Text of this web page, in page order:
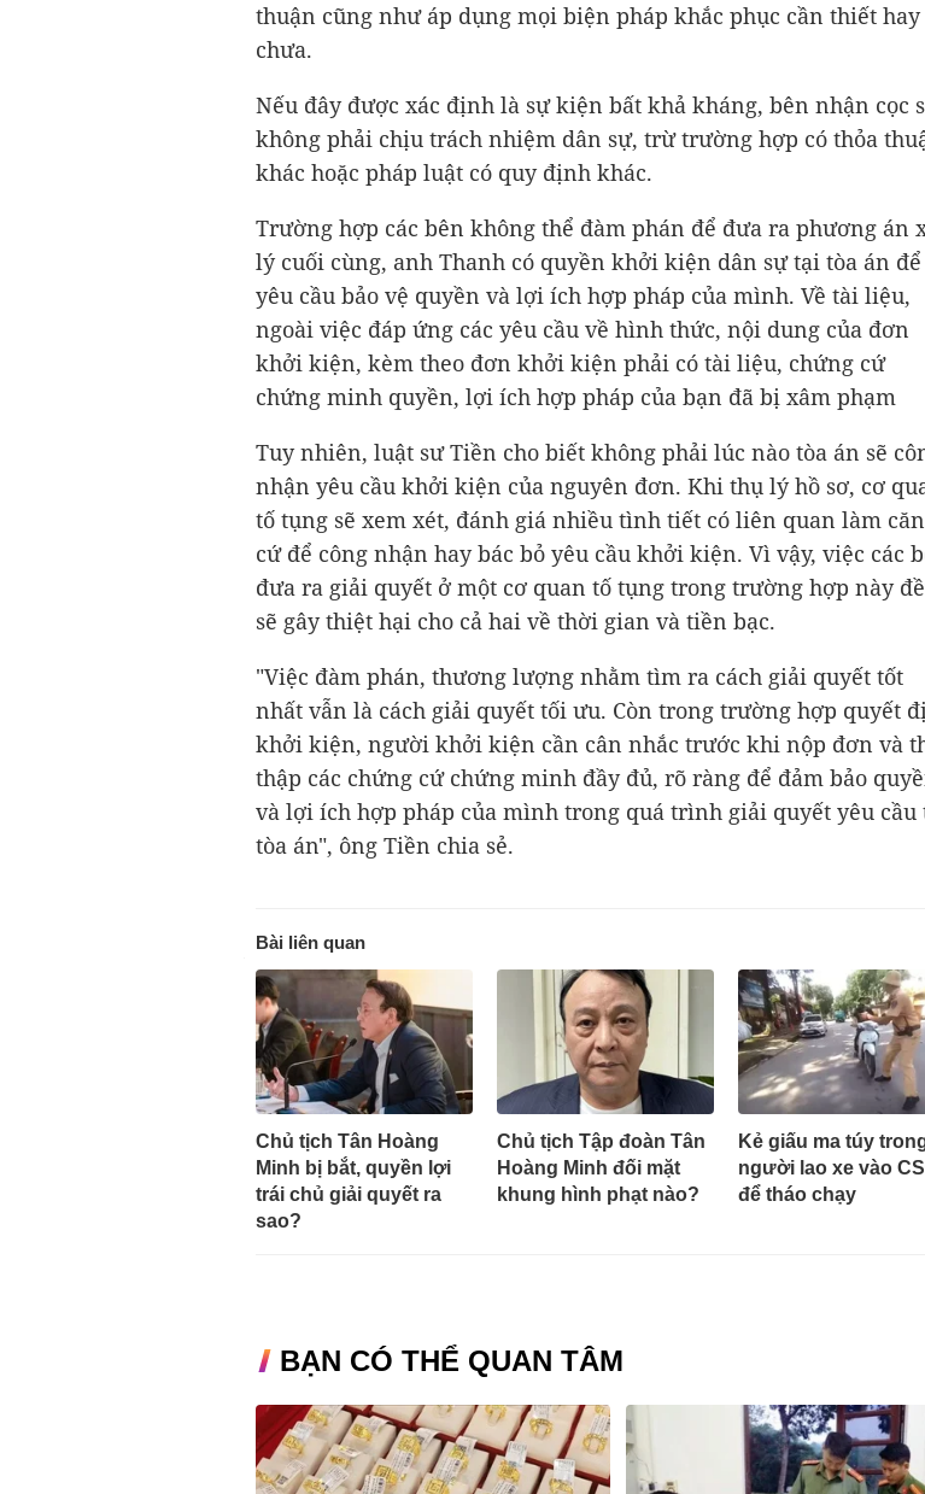
thuận cũng như áp dụng mọi biện pháp khắc phục cần thiết hay
chưa.
Nếu đây được xác định là sự kiện bất khả kháng, bên nhận cọc
không phải chịu trách nhiệm dân sự, trừ trường hợp có thỏa
khác hoặc pháp luật có quy định khác.
Trường hợp các bên không thể đàm phán để đưa ra phương án
lý cuối cùng, anh Thanh có quyền khởi kiện dân sự tại tòa án để
yêu cầu bảo vệ quyền và lợi ích hợp pháp của mình. Về tài liệu,
ngoài việc đáp ứng các yêu cầu về hình thức, nội dung của đơn
khởi kiện, kèm theo đơn khởi kiện phải có tài liệu, chứng cứ
chứng minh quyền, lợi ích hợp pháp của bạn đã bị xâm phạm
Tuy nhiên, luật sư Tiền cho biết không phải lúc nào tòa án sẽ
nhận yêu cầu khởi kiện của nguyên đơn. Khi thụ lý hồ sơ, cơ
tố tụng sẽ xem xét, đánh giá nhiều tình tiết có liên quan làm căn
cứ để công nhận hay bác bỏ yêu cầu khởi kiện. Vì vậy, việc các
đưa ra giải quyết ở một cơ quan tố tụng trong trường hợp này
sẽ gây thiệt hại cho cả hai về thời gian và tiền bạc.
"Việc đàm phán, thương lượng nhằm tìm ra cách giải quyết tốt
nhất vẫn là cách giải quyết tối ưu. Còn trong trường hợp quyết
khởi kiện, người khởi kiện cần cân nhắc trước khi nộp đơn và
thập các chứng cứ chứng minh đầy đủ, rõ ràng để đảm bảo
và lợi ích hợp pháp của mình trong quá trình giải quyết yêu cầu
tòa án", ông Tiền chia sẻ.
Bài liên quan
Chủ tịch Tân Hoàng
Minh bị bắt, quyền lợi
trái chủ giải quyết ra
sao?
Chủ tịch Tập đoàn Tân
Hoàng Minh đối mặt
khung hình phạt nào?
Kẻ giấu ma túy
người lao xe vào
để tháo chạy
BẠN CÓ THỂ QUAN TÂM